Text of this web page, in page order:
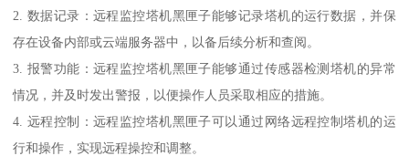
2. 数据记录：远程监控塔机黑匣子能够记录塔机的运行数据，并保
存在设备内部或云端服务器中，以备后续分析和查阅。
3. 报警功能：远程监控塔机黑匣子能够通过传感器检测塔机的异常
情况，并及时发出警报，以便操作人员采取相应的措施。
4. 远程控制：远程监控塔机黑匣子可以通过网络远程控制塔机的运
行和操作，实现远程操控和调整。